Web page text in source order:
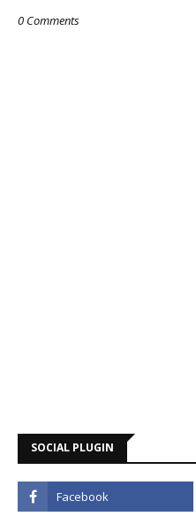
0 Comments
SOCIAL PLUGIN